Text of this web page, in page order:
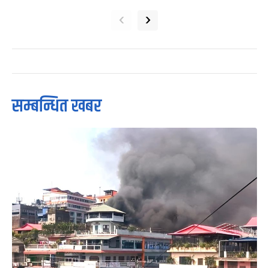
‹ ›
सम्बन्धित खबर